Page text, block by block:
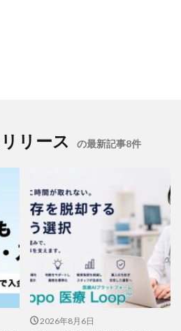
リース の最新記事8件
2026年8月6日